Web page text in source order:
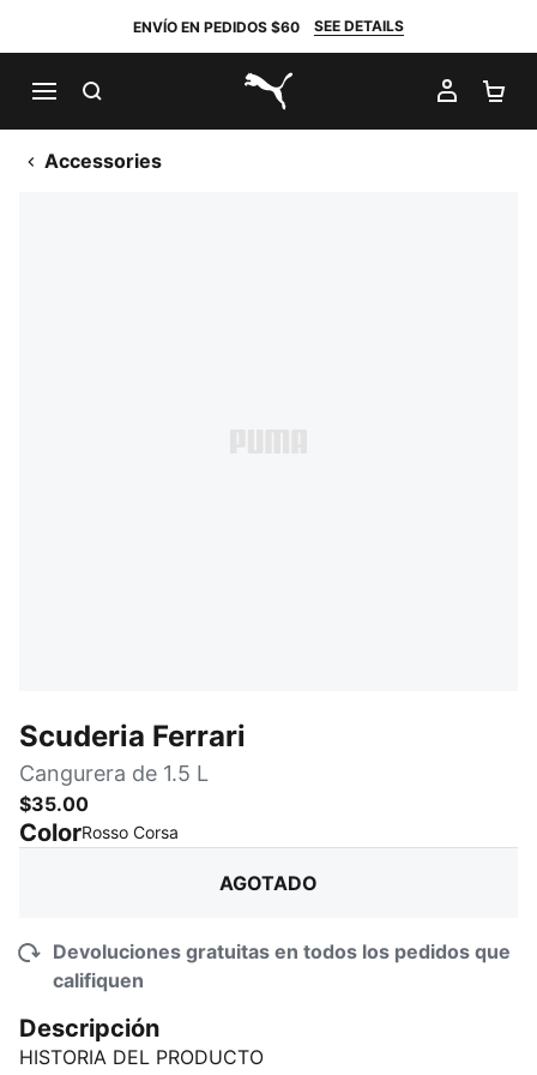
ENVÍO EN PEDIDOS $60 SEE DETAILS
PUMA.com
MI
Accessories
Scuderia Ferrari
Cangurera de 1.5 L
$35.00
ColorRosso Corsa
AGOTADO
Devoluciones gratuitas en todos los pedidos que
califiquen
Descripción
HISTORIA DEL PRODUCTO